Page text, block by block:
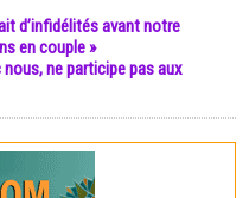
d’infidélités avant notre
en couple »
nous, ne participe pas aux